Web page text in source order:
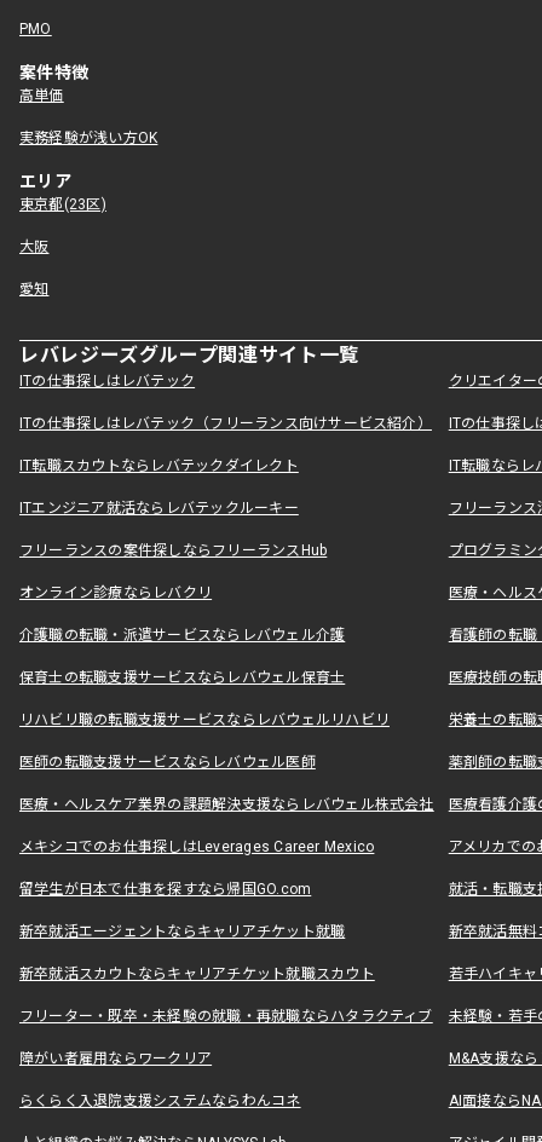
PMO
案件特徴
高単価
実務経験が浅い方OK
エリア
東京都(23区)
大阪
愛知
レバレジーズグループ関連サイト一覧
ITの仕事探しはレバテック クリエイタ
ITの仕事探しはレバテック（フリーランス向けサービス紹介） ITの仕事探
IT転職スカウトならレバテックダイレクト IT転職なら
ITエンジニア就活ならレバテックルーキー フリーラン
フリーランスの案件探しならフリーランスHub プログラミ
オンライン診療ならレバクリ 医療・ヘル
介護職の転職・派遣サービスならレバウェル介護 看護師の転
保育士の転職支援サービスならレバウェル保育士 医療技師の
リハビリ職の転職支援サービスならレバウェルリハビリ 栄養士の転
医師の転職支援サービスならレバウェル医師 薬剤師の転
医療・ヘルスケア業界の課題解決支援ならレバウェル株式会社 医療看護介
メキシコでのお仕事探しはLeverages Career Mexico アメリカで
留学生が日本で仕事を探すなら帰国GO.com 就活・転職
新卒就活エージェントならキャリアチケット就職 新卒就活無料
新卒就活スカウトならキャリアチケット就職スカウト 若手ハイキ
フリーター・既卒・未経験の就職・再就職ならハタラクティブ 未経験・若手
障がい者雇用ならワークリア M&A支援な
らくらく入退院支援システムならわんコネ AI面接なら